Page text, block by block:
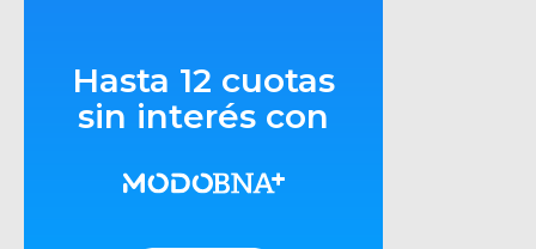
Hasta 12 cuotas
sin interés con